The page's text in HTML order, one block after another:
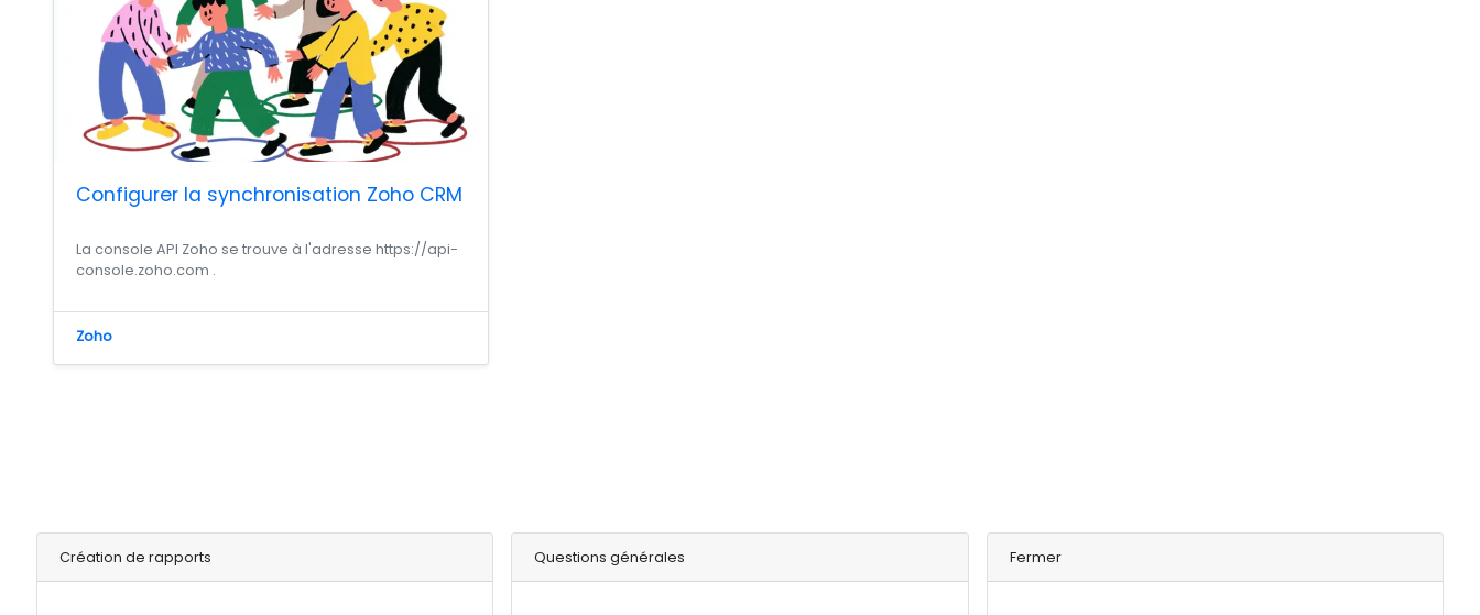
Configurer la synchronisation Zoho CRM
La console API Zoho se trouve à l'adresse https://api-
console.zoho.com .
Zoho
Création de rapports Questions générales Fermer